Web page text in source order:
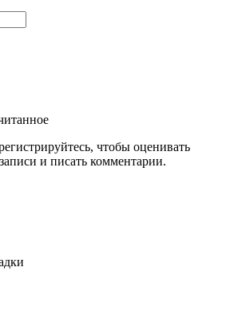
чтобы оценивать
и писать комментарии.